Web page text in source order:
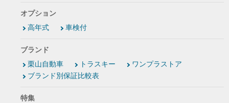
オプション
高年式
車検付
ブランド
栗山自動車
トラスキー
ワンプラストア
ブランド別保証比較表
特集